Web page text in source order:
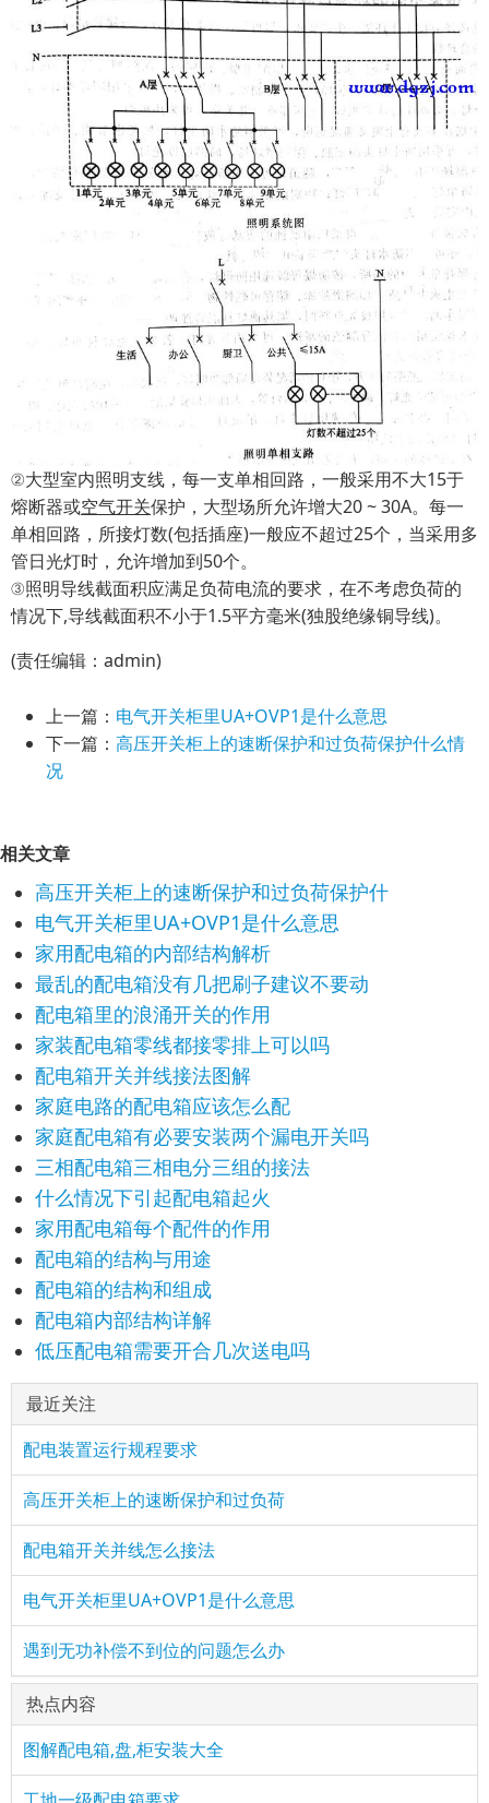
②大型室内照明支线，每一支单相回路，一般采用不大15于
熔断器或空气开关保护，大型场所允许增大20 ~ 30A。每一
单相回路，所接灯数(包括插座)一般应不超过25个，当采用多
管日光灯时，允许增加到50个。
③照明导线截面积应满足负荷电流的要求，在不考虑负荷的
情况下,导线截面积不小于1.5平方毫米(独股绝缘铜导线)。
(责任编辑：admin)
上一篇： 电气开关柜里UA+OVP1是什么意思
下一篇： 高压开关柜上的速断保护和过负荷保护什么情
况
相关文章
高压开关柜上的速断保护和过负荷保护什
电气开关柜里UA+OVP1是什么意思
家用配电箱的内部结构解析
最乱的配电箱没有几把刷子建议不要动
配电箱里的浪涌开关的作用
家装配电箱零线都接零排上可以吗
配电箱开关并线接法图解
家庭电路的配电箱应该怎么配
家庭配电箱有必要安装两个漏电开关吗
三相配电箱三相电分三组的接法
什么情况下引起配电箱起火
家用配电箱每个配件的作用
配电箱的结构与用途
配电箱的结构和组成
配电箱内部结构详解
低压配电箱需要开合几次送电吗
最近关注
配电装置运行规程要求
高压开关柜上的速断保护和过负荷
配电箱开关并线怎么接法
电气开关柜里UA+OVP1是什么意思
遇到无功补偿不到位的问题怎么办
热点内容
图解配电箱,盘,柜安装大全